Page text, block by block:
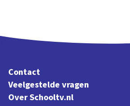
Contact
Veelgestelde vragen
Over Schooltv.nl